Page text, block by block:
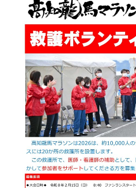
コース&アクセス
コース（給水、関門等）
アクセス
Q&A | お問い合わせ
Q&A
お問い合わせ
English